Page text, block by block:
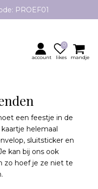
PROEF01
ontworpen voor jouw
en advies
account likes
0
mandje
een feestje in de
helemaal
sluitsticker en
kan bij ons ook
zo hoef je ze niet te